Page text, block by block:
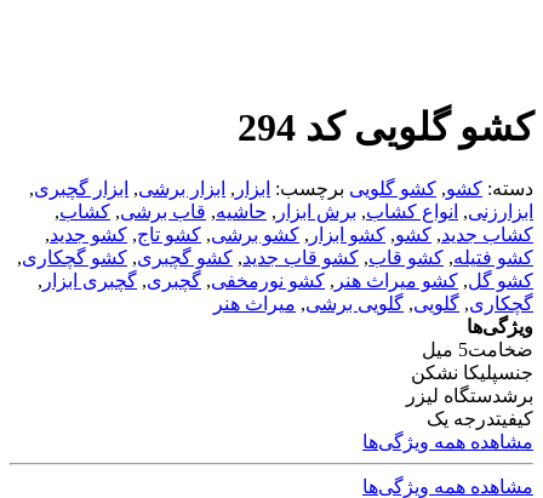
کشو گلویی کد 294
دسته: کشو, کشو گلویی برچسب: ابزار , ابزار برشی, ابزار گچبری,
ابزارزنی, انواع کشاب, برش ابزار , حاشیه, قاب برشی, کشاب,
کشاب جدید, کشو, کشو ابزار , کشو برشی, کشو تاج, کشو جدید,
کشو فتیله, کشو قاب, کشو قاب جدید, کشو گچبری, کشو گچکاری,
کشو گل, کشو میراث هنر , کشو نورمخفی, گچبری, گچبری ابزار ,
گچکاری, گلویی, گلویی برشی, میراث هنر
ویژگی‌ها
ضخامت5 میل
جنسپلیکا نشکن
برشدستگاه لیزر
کیفیتدرجه یک
مشاهده همه ویژگی‌ها
مشاهده همه ویژگی‌ها